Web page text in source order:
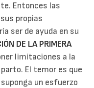
Entonces las
propias
ser de ayuda en su
DE LA PRIMERA
limitaciones a la
El temor es que
un esfuerzo